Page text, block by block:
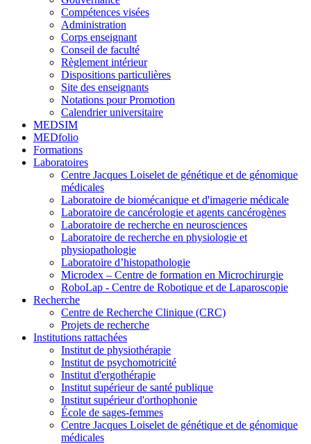
Compétences visées
Administration
Corps enseignant
Conseil de faculté
Règlement intérieur
Dispositions particulières
Site des enseignants
Notations pour Promotion
Calendrier universitaire
MEDSIM
MEDfolio
Formations
Laboratoires
Centre Jacques Loiselet de génétique et de génomique
médicales
Laboratoire de biomécanique et d'imagerie médicale
Laboratoire de cancérologie et agents cancérogènes
Laboratoire de recherche en neurosciences
Laboratoire de recherche en physiologie et
physiopathologie
Laboratoire d’histopathologie
Microdex – Centre de formation en Microchirurgie
RoboLap - Centre de Robotique et de Laparoscopie
Recherche
Centre de Recherche Clinique (CRC)
Projets de recherche
Institutions rattachées
Institut de physiothérapie
Institut de psychomotricité
Institut d'ergothérapie
Institut supérieur de santé publique
Institut supérieur d'orthophonie
École de sages-femmes
Centre Jacques Loiselet de génétique et de génomique
médicales